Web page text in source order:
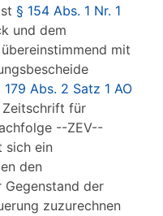
§ 154 Abs. 1 Nr. 1
und dem
mit
179 Abs. 2 Satz 1 AO
Zeitschrift für
--ZEV--
sich ein
den
der
zuzurechnen